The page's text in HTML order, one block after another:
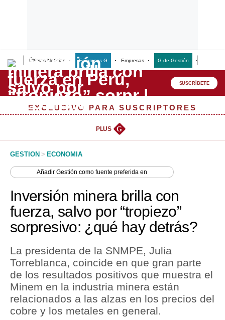
Últimas Noticias Empresas G Empresas G de Gestión
Lo último
Peru Quiosco
Management & Empleo
Perú
Política
Finanzas Personales
Inmobiliarias
Plus G
SUSCRÍBETE
EXCLUSIVO PARA SUSCRIPTORES
PLUS G
GESTION > ECONOMIA
AñadirGestión como fuente preferida en
Inversión minera brilla con
fuerza, salvo por “tropiezo”
sorpresivo: ¿qué hay detrás?
La presidenta de la SNMPE, Julia
Torreblanca, coincide en que gran parte
de los resultados positivos que muestra el
Minem en la industria minera están
relacionados a las alzas en los precios del
cobre y los metales en general.